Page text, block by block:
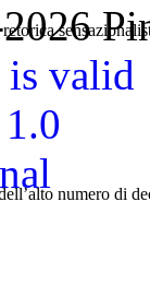
numero di